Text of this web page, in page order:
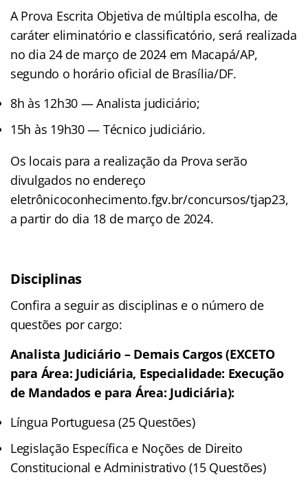
A Prova Escrita Objetiva de múltipla escolha, de
caráter eliminatório e classificatório, será realizada
no dia 24 de março de 2024 em Macapá/AP,
segundo o horário oficial de Brasília/DF.
8h às 12h30 — Analista judiciário;
15h às 19h30 — Técnico judiciário.
Os locais para a realização da Prova serão
divulgados no endereço
eletrônicoconhecimento.fgv.br/concursos/tjap23,
a partir do dia 18 de março de 2024.
Disciplinas
Confira a seguir as disciplinas e o número de
questões por cargo:
Analista Judiciário – Demais Cargos (EXCETO
para Área: Judiciária, Especialidade: Execução
de Mandados e para Área: Judiciária):
Língua Portuguesa (25 Questões)
Legislação Específica e Noções de Direito
Constitucional e Administrativo (15 Questões)